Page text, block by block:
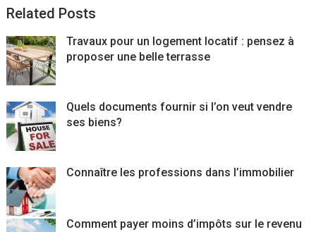
Related Posts
Travaux pour un logement locatif : pensez à
proposer une belle terrasse
Quels documents fournir si l’on veut vendre
ses biens?
Connaître les professions dans l’immobilier
Comment payer moins d’impôts sur le revenu